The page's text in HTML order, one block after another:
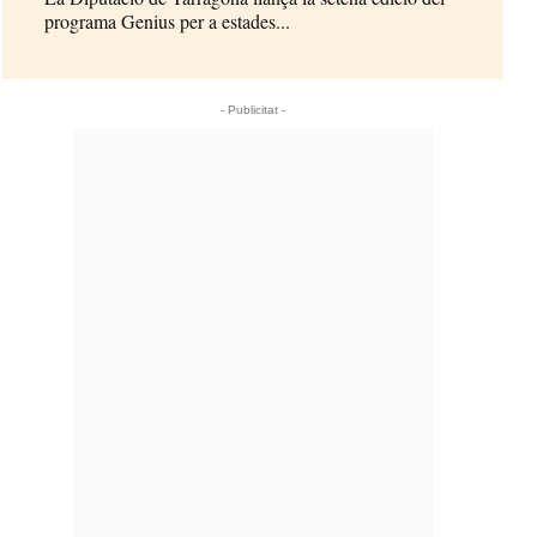
programa Genius per a estades...
- Publicitat -